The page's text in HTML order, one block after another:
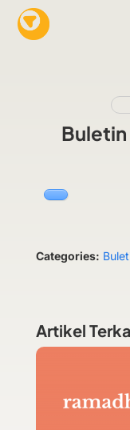
Buletin
Categories:
Artikel